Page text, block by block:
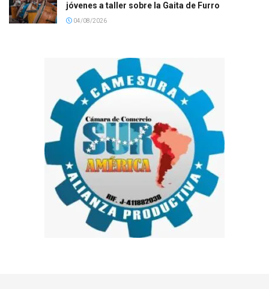
jóvenes a taller sobre la Gaita de Furro
04/08/2026